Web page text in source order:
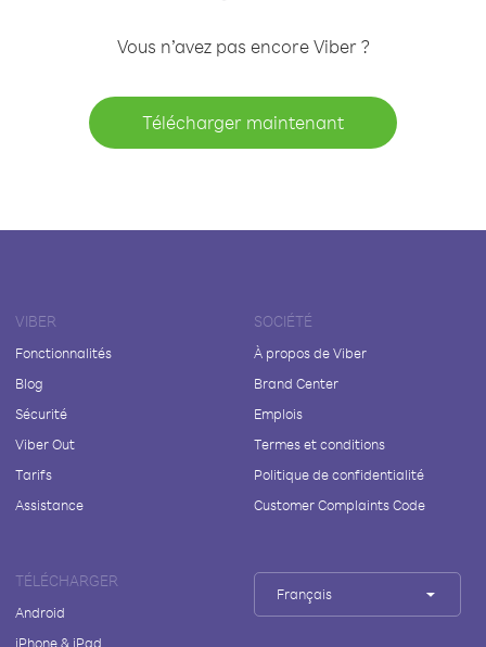
Vous n’avez pas encore Viber ?
Télécharger maintenant
VIBER
Fonctionnalités
Blog
Sécurité
Viber Out
Tarifs
Assistance
SOCIÉTÉ
À propos de Viber
Brand Center
Emplois
Termes et conditions
Politique de confidentialité
Customer Complaints Code
TÉLÉCHARGER
Android
iPhone & iPad
Français